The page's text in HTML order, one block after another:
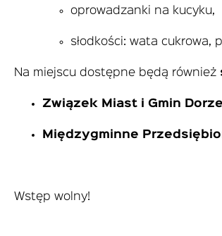
oprowadzanki na kucyku,
słodkości: wata cukrowa,
Na miejscu dostępne będą również
Związek Miast i Gmin
Międzygminne
Wstęp wolny!